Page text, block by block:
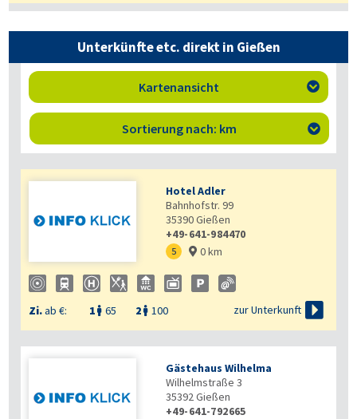
Unterkünfte etc. direkt in Gießen
Kartenansicht 
Sortierung nach: km 
Hotel Adler
Bahnhofstr. 99
35390Gießen
+49-641-984470
5  0 km
Zi.ab €: 1  65 2  100 zur Unterkunft 
Gästehaus Wilhelma
Wilhelmstraße 3
35392Gießen
+49-641-792665